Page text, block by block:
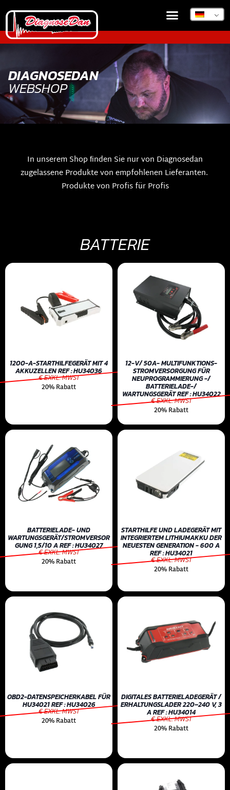
DIAGNOSEDAN
WEBSHOP
In unserem Shop ﬁnden Sie nur von Diagnosedan
zugelassene Produkte von empfohlenen Lieferanten.
Produkte von Profis für Profis
BATTERIE
1200-A-STARTHILFEGERÄT MIT 4
AKKUZELLEN REF : HU34036
€ EXKL. MWST
20% Rabatt
12-V/ 50A- MULTIFUNKTIONS-
STROMVERSORGUNG FÜR
NEUPROGRAMMIERUNG -/
BATTERIELADE-/
WARTUNGSGERÄT REF : HU34022
€ EXKL. MWST
20% Rabatt
BATTERIELADE- UND
WARTUNGSGERÄT/STROMVERSOR
GUNG 1,5/10 A REF : HU34027
€ EXKL. MWST
20% Rabatt
STARTHILFE UND LADEGERÄT MIT
INTEGRIERTEM LITHIUMAKKU DER
NEUESTEN GENERATION - 600 A
REF : HU34021
€ EXKL. MWST
20% Rabatt
OBD2-DATENSPEICHERKABEL FÜR
HU34021 REF : HU34026
€ EXKL. MWST
20% Rabatt
DIGITALES BATTERIELADEGERÄT /
ERHALTUNGSLADER 220–240 V, 3
A REF : HU34014
€ EXKL. MWST
20% Rabatt